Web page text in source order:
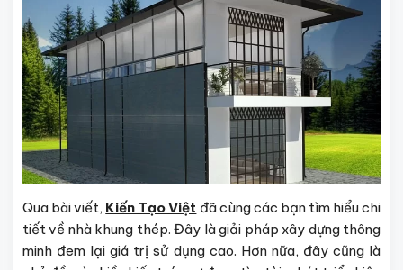
Qua bài viết, Kiến Tạo Việt đã cùng các bạn tìm hiểu chi
tiết về nhà khung thép. Đây là giải pháp xây dựng thông
minh đem lại giá trị sử dụng cao. Hơn nữa, đây cũng là